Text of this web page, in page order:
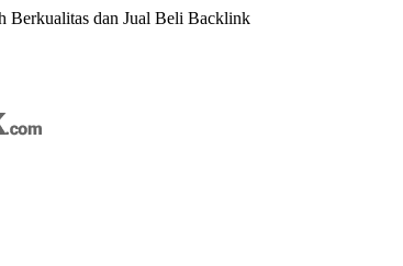
Berkualitas dan Jual Beli Backlink